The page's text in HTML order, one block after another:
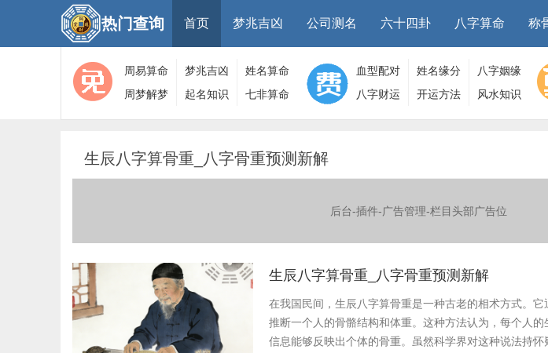
热门查询 首页 梦兆吉凶 公司测名 六十四卦 八字算命 称
周易算命 梦兆吉凶
姓名算命
周梦解梦
大全
起名知识
算命
七非算命
网
血型配对 姓名缘分
八字姻缘
八字财运
开运方法 风水知识
生辰八字算骨重_八字骨重预测新解
后台-插件-广告管理-栏目头部广告位
生辰八字算骨重_八字骨重预测新解
在我国民间，生辰八字算骨重是一种古老的相术方式。
推断一个人的骨骼结构和体重。这种方法认为，每个人
信息能够反映出个体的骨重。虽然科学界对这种说法持